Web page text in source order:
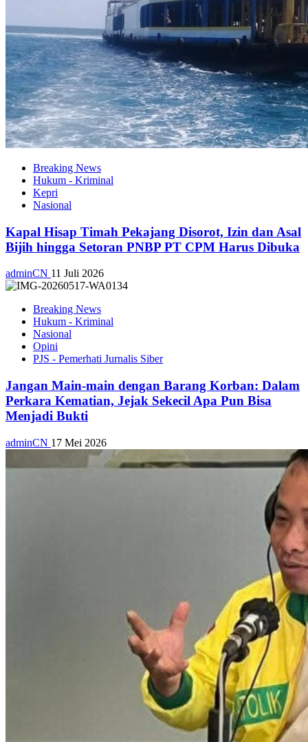
Breaking News
Hukum - Kriminal
Kepri
Nasional
Kapal Hisap Timah Pekajang Disorot, Izin dan Asal
Bijih hingga Setoran PNBP PT CPM Harus Dibuka
adminCN 11 Juli 2026
Breaking News
Hukum - Kriminal
Nasional
Opini
PJS - Pemerhati Jurnalis Siber
Jangan Main-main dengan Barang Korban: Dalam
Perkara Kematian, Jejak Sekecil Apa Pun Bisa
Menjadi Bukti
adminCN 17 Mei 2026